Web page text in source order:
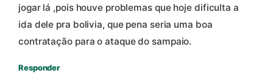
jogar lá ,pois houve problemas que hoje dificulta a
ida dele pra bolivia, que pena seria uma boa
contratação para o ataque do sampaio.
Responder